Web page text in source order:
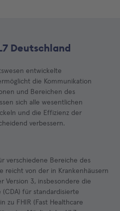
Deutschland
entwickelte
die Kommunikation
und Bereichen des
sich alle wesentlichen
und die Effizienz der
verbessern.
verschiedene Bereiche des
reicht von der in Krankenhäusern
Version 3, insbesondere die
für standardisierte
zu FHIR (Fast Healthcare